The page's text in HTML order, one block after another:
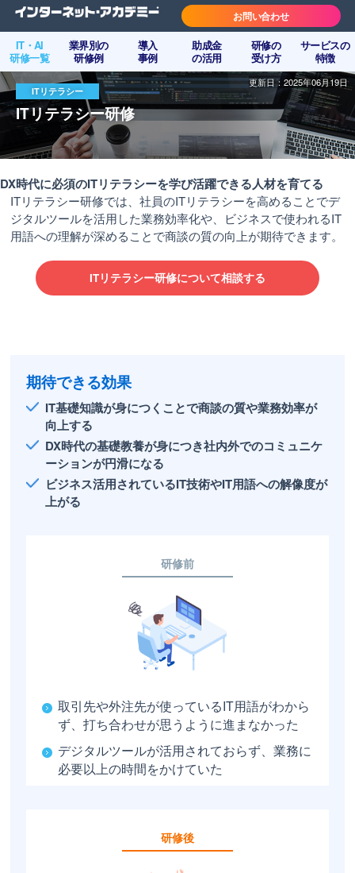
IT・AI
研修一覧
業界別の
研修例
導入
事例
助成金
の活用
研修の
受け方
サービスの
特徴
お問い合わせ
更新日：2025年06月19日
ITリテラシー
ITリテラシー研修
DX時代に必須のITリテラシーを学び活躍できる人材を育てる
ITリテラシー研修では、社員のITリテラシーを高めることでデ
ジタルツールを活用した業務効率化や、ビジネスで使われるIT
用語への理解が深めることで商談の質の向上が期待できます。
ITリテラシー研修について相談する
期待できる効果
IT基礎知識が身につくことで商談の質や業務効率が
向上する
DX時代の基礎教養が身につき社内外でのコミュニケ
ーションが円滑になる
ビジネス活用されているIT技術やIT用語への解像度が
上がる
研修前
取引先や外注先が使っているIT用語がわから
ず、打ち合わせが思うように進まなかった
デジタルツールが活用されておらず、業務に
必要以上の時間をかけていた
研修後